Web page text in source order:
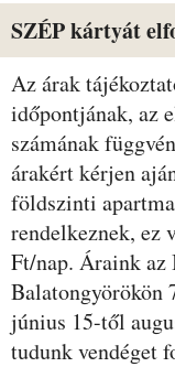
SZÉP kártyát
Az árak
időpontjának, az
számának
árakért kérjen
földszinti
rendelkeznek, ez
Ft/nap. Áraink az
Balatongyörökön
június 15-től
tudunk vendéget